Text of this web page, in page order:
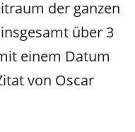
der ganzen
über 3
einem Datum
von Oscar